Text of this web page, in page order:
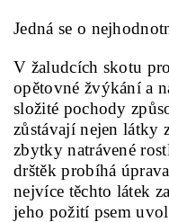
Jedná se o
V žaludcích skotu
opětovné žvýkání a
složité pochody
zůstávají nejen látky
zbytky natrávené
drštěk probíhá
nejvíce těchto látek
jeho požití psem